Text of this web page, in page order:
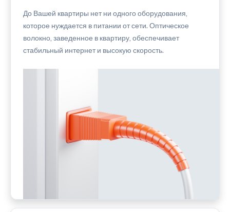
До Вашей квартиры нет ни одного оборудования,
которое нуждается в питании от сети. Оптическое
волокно, заведенное в квартиру, обеспечивает
стабильный интернет и высокую скорость.